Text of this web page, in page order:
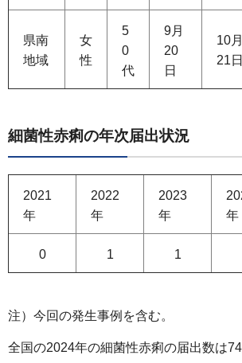
県南
地域
女
性
5
0
代
9月
20
日
10月
21日
細菌性赤痢の年次届出状況
2021
年
2022
年
2023
年
年
0 1 1
注）今回の発生事例を含む。
全国の2024年の細菌性赤痢の届出数は74